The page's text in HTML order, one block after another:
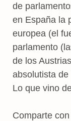
de
en España la
europea (el
parlamento
de los
absolutista
Lo que vino
Comparte